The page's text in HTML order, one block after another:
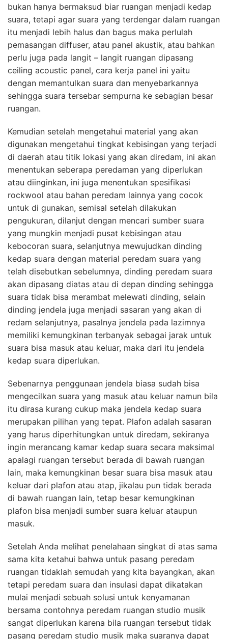
bukan hanya bermaksud biar ruangan menjadi kedap
suara, tetapi agar suara yang terdengar dalam ruangan
itu menjadi lebih halus dan bagus maka perlulah
pemasangan diffuser, atau panel akustik, atau bahkan
perlu juga pada langit – langit ruangan dipasang
ceiling acoustic panel, cara kerja panel ini yaitu
dengan memantulkan suara dan menyebarkannya
sehingga suara tersebar sempurna ke sebagian besar
ruangan.
Kemudian setelah mengetahui material yang akan
digunakan mengetahui tingkat kebisingan yang terjadi
di daerah atau titik lokasi yang akan diredam, ini akan
menentukan seberapa peredaman yang diperlukan
atau diinginkan, ini juga menentukan spesifikasi
rockwool atau bahan peredam lainnya yang cocok
untuk di gunakan, semisal setelah dilakukan
pengukuran, dilanjut dengan mencari sumber suara
yang mungkin menjadi pusat kebisingan atau
kebocoran suara, selanjutnya mewujudkan dinding
kedap suara dengan material peredam suara yang
telah disebutkan sebelumnya, dinding peredam suara
akan dipasang diatas atau di depan dinding sehingga
suara tidak bisa merambat melewati dinding, selain
dinding jendela juga menjadi sasaran yang akan di
redam selanjutnya, pasalnya jendela pada lazimnya
memiliki kemungkinan terbanyak sebagai jarak untuk
suara bisa masuk atau keluar, maka dari itu jendela
kedap suara diperlukan.
Sebenarnya penggunaan jendela biasa sudah bisa
mengecilkan suara yang masuk atau keluar namun bila
itu dirasa kurang cukup maka jendela kedap suara
merupakan pilihan yang tepat. Plafon adalah sasaran
yang harus diperhitungkan untuk diredam, sekiranya
ingin merancang kamar kedap suara secara maksimal
apalagi ruangan tersebut berada di bawah ruangan
lain, maka kemungkinan besar suara bisa masuk atau
keluar dari plafon atau atap, jikalau pun tidak berada
di bawah ruangan lain, tetap besar kemungkinan
plafon bisa menjadi sumber suara keluar ataupun
masuk.
Setelah Anda melihat penelahaan singkat di atas sama
sama kita ketahui bahwa untuk pasang peredam
ruangan tidaklah semudah yang kita bayangkan, akan
tetapi peredam suara dan insulasi dapat dikatakan
mulai menjadi sebuah solusi untuk kenyamanan
bersama contohnya peredam ruangan studio musik
sangat diperlukan karena bila ruangan tersebut tidak
pasang peredam studio musik maka suaranya dapat